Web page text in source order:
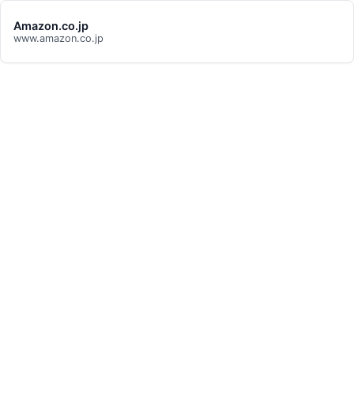
Amazon.co.jp
www.amazon.co.jp